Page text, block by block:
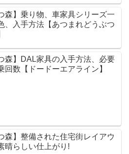
森】乗り物、車家具シリーズ一
、入手方法【あつまれどうぶつ
森】DAL家具の入手方法、必要
回数【ドードーエアライン】
森】整備された住宅街レイアウ
晴らしい仕上がり!